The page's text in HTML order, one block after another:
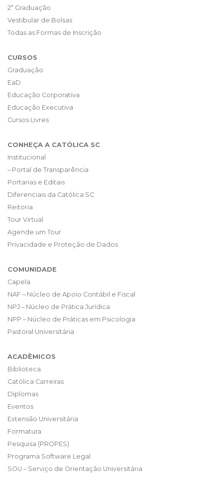
2ª Graduação
Vestibular de Bolsas
Todas as Formas de Inscrição
CURSOS
Graduação
EaD
Educação Corporativa
Educação Executiva
Cursos Livres
CONHEÇA A CATÓLICA SC
Institucional
– Portal de Transparência
Portarias e Editais
Diferenciais da Católica SC
Reitoria
Tour Virtual
Agende um Tour
Privacidade e Proteção de Dados
COMUNIDADE
Capela
NAF – Núcleo de Apoio Contábil e Fiscal
NPJ – Núcleo de Prática Jurídica
NPP – Núcleo de Práticas em Psicologia
Pastoral Universitária
ACADÊMICOS
Biblioteca
Católica Carreiras
Diplomas
Eventos
Extensão Universitária
Formatura
Pesquisa (PROPES)
Programa Software Legal
SOU – Serviço de Orientação Universitária